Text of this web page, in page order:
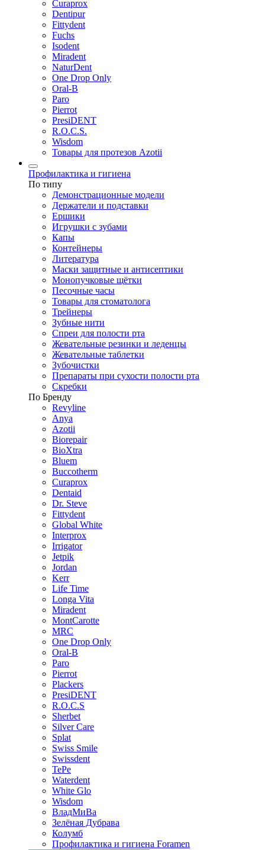
Curaprox
Dentipur
Fittydent
Fuchs
Isodent
Miradent
NaturDent
One Drop Only
Oral-B
Paro
Pierrot
PresiDENT
R.O.C.S.
Wisdom
Товары для протезов Azotii
Профилактика и гигиена
По типу
Демонстрационные модели
Держатели и подставки
Ершики
Игрушки с зубами
Капы
Контейнеры
Литература
Маски защитные и антисептики
Монопучковые щётки
Песочные часы
Товары для стоматолога
Трейнеры
Зубные нити
Спреи для полости рта
Жевательные резинки и леденцы
Жевательные таблетки
Зубочистки
Препараты при сухости полости рта
Скребки
По Бренду
Revyline
Anya
Azotii
Biorepair
BioXtra
Bluem
Buccotherm
Curaprox
Dentaid
Dr. Steve
Fittydent
Global White
Interprox
Irrigator
Jetpik
Jordan
Kerr
Life Time
Longa Vita
Miradent
MontCarotte
MRC
One Drop Only
Oral-B
Paro
Pierrot
Plackers
PresiDENT
R.O.C.S
Sherbet
Silver Care
Splat
Swiss Smile
Swissdent
TePe
Waterdent
White Glo
Wisdom
ВладМиВа
Зелёная Дубрава
Колумб
Профилактика и гигиена Foramen